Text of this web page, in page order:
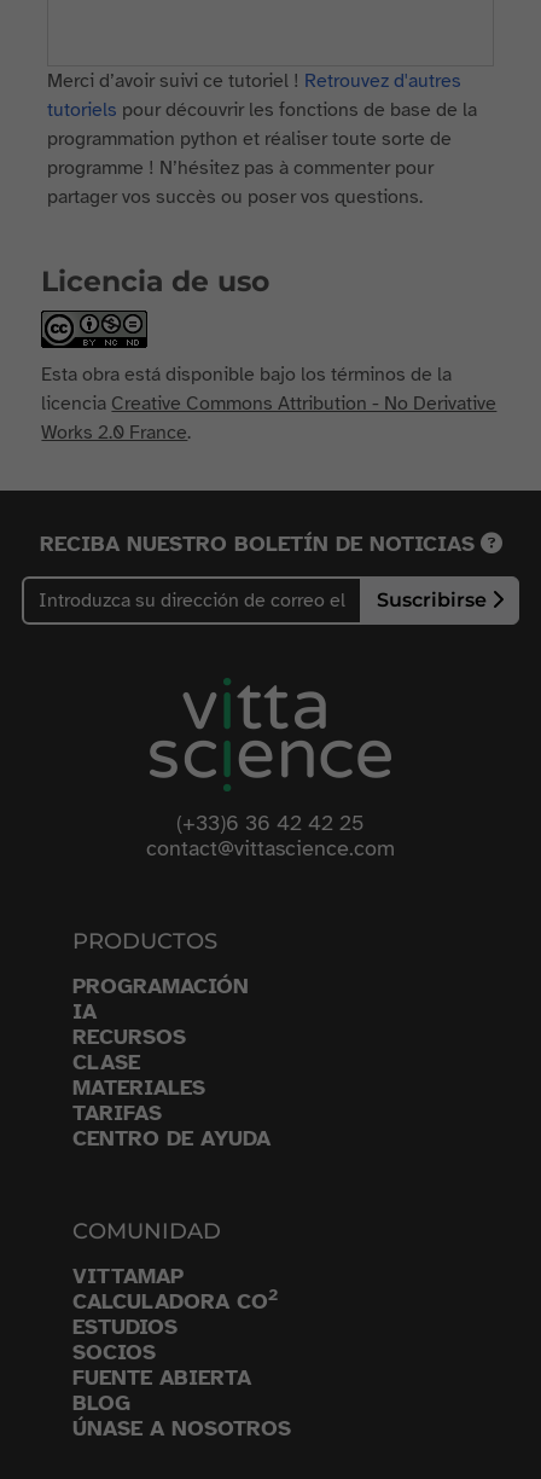
Merci d’avoir suivi ce tutoriel ! Retrouvez d'autres
tutoriels pour découvrir les fonctions de base de la
programmation python et réaliser toute sorte de
programme ! N’hésitez pas à commenter pour
partager vos succès ou poser vos questions.
Licencia de uso
Esta obra está disponible bajo los términos de la
licencia Creative Commons Attribution - No Derivative
Works 2.0 France.
RECIBA NUESTRO BOLETÍN DE NOTICIAS
Suscribirse
(+33)6 36 42 42 25
contact@vittascience.com
PRODUCTOS
PROGRAMACIÓN
IA
RECURSOS
CLASE
MATERIALES
TARIFAS
CENTRO DE AYUDA
COMUNIDAD
VITTAMAP
CALCULADORA CO2
ESTUDIOS
SOCIOS
FUENTE ABIERTA
BLOG
ÚNASE A NOSOTROS